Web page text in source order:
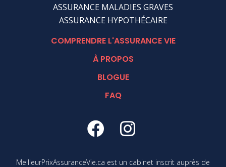
ASSURANCE MALADIES GRAVES
ASSURANCE HYPOTHÉCAIRE
COMPRENDRE L'ASSURANCE VIE
À PROPOS
BLOGUE
FAQ
MeilleurPrixAssuranceVie.ca est un cabinet inscrit auprès de